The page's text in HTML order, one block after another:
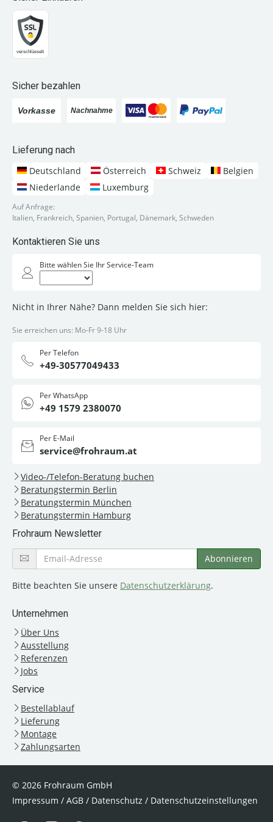
Sicher bezahlen
Lieferung nach
Deutschland
Österreich Schweiz
Belgien
Niederlande
Luxemburg
Auf Anfrage:
Italien, Frankreich, Spanien, Portugal, Dänemark, Schweden
Kontaktieren Sie uns
Bitte wählen Sie Ihr Service-Team
Nicht in Ihrer Nähe? Dann melden Sie sich hier:
Sie erreichen uns: Mo-Fr 9-18 Uhr
Per Telefon
+49-30577049433
Per WhatsApp
+49 1579 2380070
Per E-Mail
service@frohraum.at
Video-/Telefon-Beratung buchen
Beratungstermin Berlin
Beratungstermin München
Beratungstermin Hamburg
Frohraum Newsletter
Bitte beachten Sie unsere Datenschutzerklärung.
Unternehmen
Über Uns
Ausstellung
Referenzen
Jobs
Service
Bestellablauf
Lieferung
Montage
Zahlungsarten
© 2026 Frohraum GmbH
Impressum / AGB / Datenschutz / Datenschutzeinstellungen